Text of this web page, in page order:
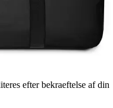
efter bekraeftelse af din